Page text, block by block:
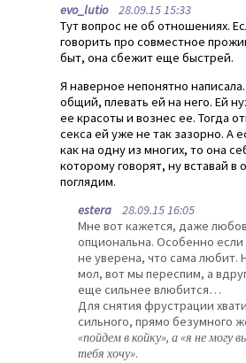
evo_lutio28.09.15 15:33
Тут вопрос не об отношениях.
говорить про совместное
быт, она сбежит еще быстрей.
Я наверное непонятно
общий, плевать ей на него. Ей
ее красоты и вознес ее. Тогда
секса ей уже не так зазорно. А
как на одну из многих, то она
которому говорят, ну вставай в
поглядим.
estera 28.09.15 16:05
Мне вот кажется, даже
опциональна. Особенно
не уверена, что сама любит.
мол, вот мы переспим, а
еще сильнее влюбится…
Для снятия фрустрации
сильного, прямо безумного
«пойдем в койку», а «я не могу
тебя хочу».